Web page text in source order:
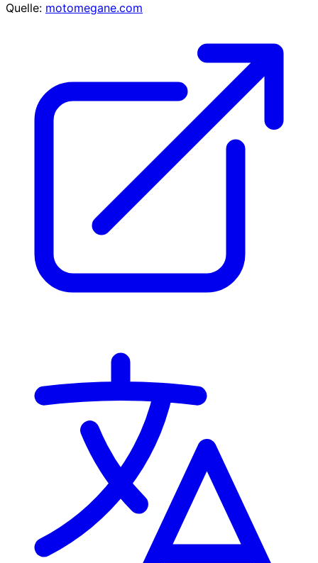
Quelle: motomegane.com